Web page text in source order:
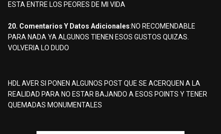
ESTA ENTRE LOS PEORES DE MI VIDA
20. Comentarios Y Datos Adicionales:NO RECOMENDABLE
PARA NADA YA ALGUNOS TIENEN ESOS GUSTOS QUIZAS.
VOLVERIA LO DUDO
HDL AVER SI PONEN ALGUNOS POST QUE SE ACERQUEN A LA
REALIDAD PARA NO ESTAR BAJANDO A ESOS POINTS Y TENER
QUEMADAS MONUMENTALES